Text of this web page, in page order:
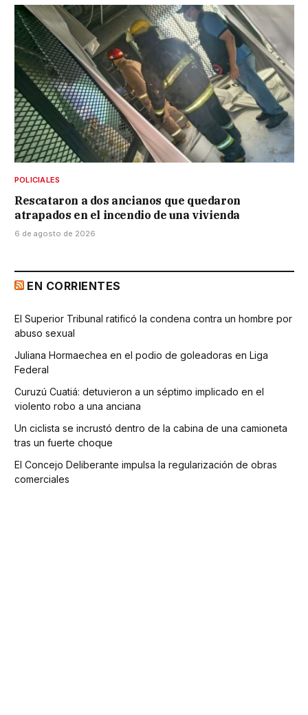
POLICIALES
Rescataron a dos ancianos que quedaron
atrapados en el incendio de una vivienda
6 de agosto de 2026
EN CORRIENTES
El Superior Tribunal ratificó la condena contra un hombre por
abuso sexual
Juliana Hormaechea en el podio de goleadoras en Liga
Federal
Curuzú Cuatiá: detuvieron a un séptimo implicado en el
violento robo a una anciana
Un ciclista se incrustó dentro de la cabina de una camioneta
tras un fuerte choque
El Concejo Deliberante impulsa la regularización de obras
comerciales